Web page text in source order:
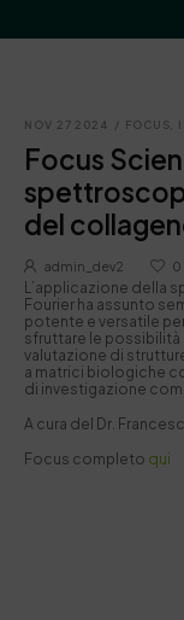
NOV 27 2024 / FOCUS,
Focus
del
admin_dev2 0
L’applicazione della
Fourier ha assunto
potente e versatile
sfruttare le
valutazione di
a matrici biologiche
di investigazione
A cura del Dr.
Focus completo qui